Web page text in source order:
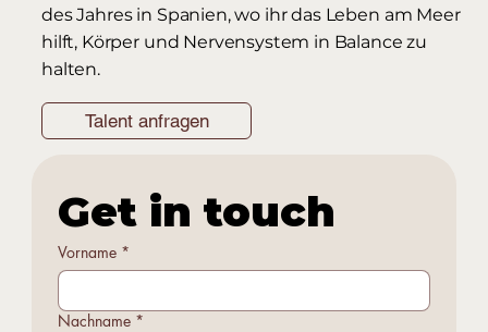
des Jahres in Spanien, wo ihr das Leben am Meer
hilft, Körper und Nervensystem in Balance zu
halten.
Talent anfragen
Get in touch
Vorname *
Nachname *